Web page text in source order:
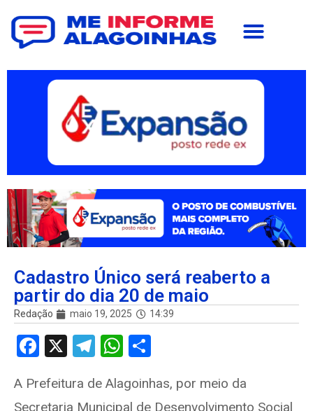
Cadastro Único será reaberto a
partir do dia 20 de maio
Redação maio 19, 2025 14:39
F
ce
X
T
e
W
at ar
A Prefeitura de Alagoinhas, por meio da
Secretaria Municipal de Desenvolvimento Social